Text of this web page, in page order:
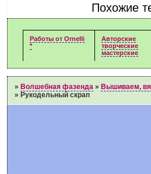
Похожие
Работы от Ornelli
*
Авторские
творческие
мастерские
»Волшебная фазенда »Вышиваем,
»Рукодельный скрап